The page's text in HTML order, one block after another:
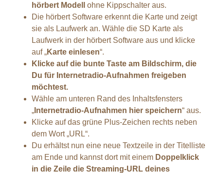
hörbert Modell ohne Kippschalter aus.
Die hörbert Software erkennt die Karte und zeigt
sie als Laufwerk an. Wähle die SD Karte als
Laufwerk in der hörbert Software aus und klicke
auf „Karte einlesen“.
Klicke auf die bunte Taste am Bildschirm, die
Du für Internetradio-Aufnahmen freigeben
möchtest.
Wähle am unteren Rand des Inhaltsfensters
„ Internetradio-Aufnahmen hier speichern“ aus.
Klicke auf das grüne Plus-Zeichen rechts neben
dem Wort „URL“.
Du erhältst nun eine neue Textzeile in der Titelliste
am Ende und kannst dort mit einem Doppelklick
in die Zeile die Streaming-URL deines